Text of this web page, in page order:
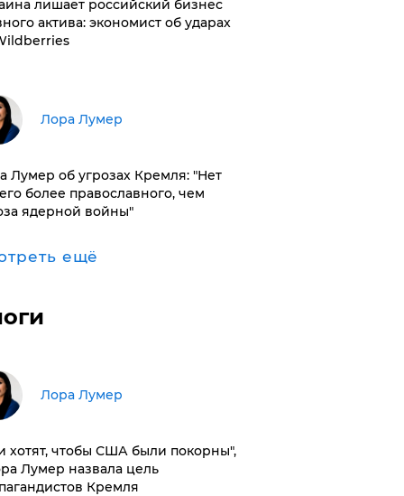
лишает российский бизнес
актива: экономист об ударах
​Лора Лумер
Лумер об угрозах Кремля: "Нет
более православного, чем
ядерной войны"
ещё
​Лора Лумер
хотят, чтобы США были покорны",
Лумер назвала цель
Кремля